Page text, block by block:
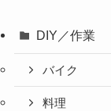
DIY／作業
バイク
料理